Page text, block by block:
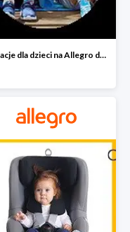
Wakacje dla dzieci na Allegro do -70%